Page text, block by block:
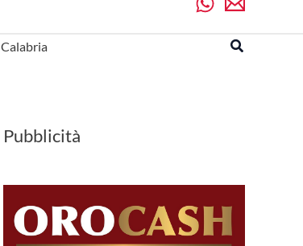
Calabria Cerca
Pubblicità